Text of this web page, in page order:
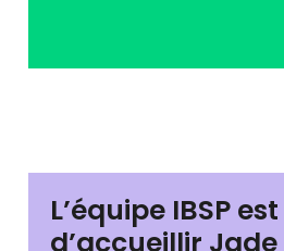
L’équipe IBSP
d’accueillir